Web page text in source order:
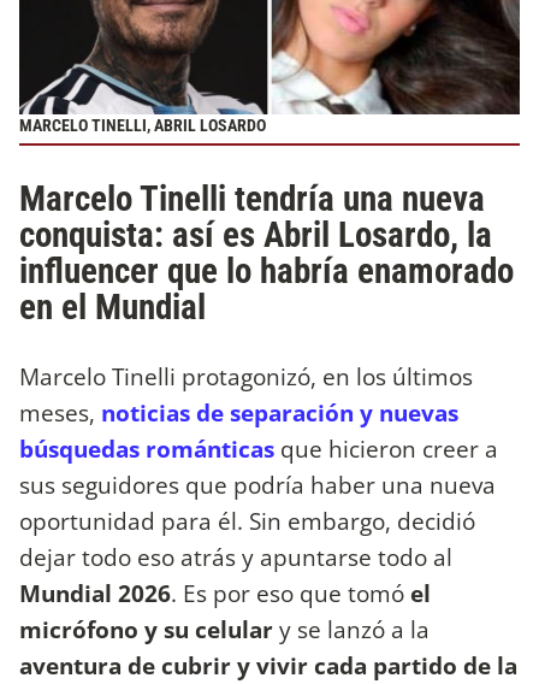
MARCELO TINELLI, ABRIL LOSARDO
Marcelo Tinelli tendría una nueva
conquista: así es Abril Losardo, la
influencer que lo habría enamorado
en el Mundial
Marcelo Tinelli protagonizó, en los últimos
meses, noticias de separación y nuevas
búsquedas románticas que hicieron creer a
sus seguidores que podría haber una nueva
oportunidad para él. Sin embargo, decidió
dejar todo eso atrás y apuntarse todo al
Mundial 2026. Es por eso que tomó el
micrófono y su celulary se lanzó a la
aventura de cubrir y vivir cada partido de la